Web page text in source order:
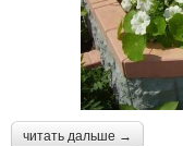
читать дальше →